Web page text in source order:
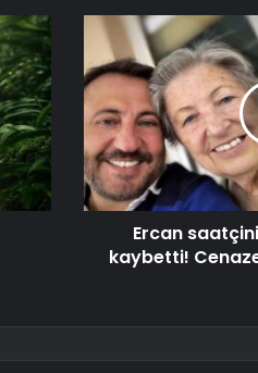
Ercan
kaybetti!